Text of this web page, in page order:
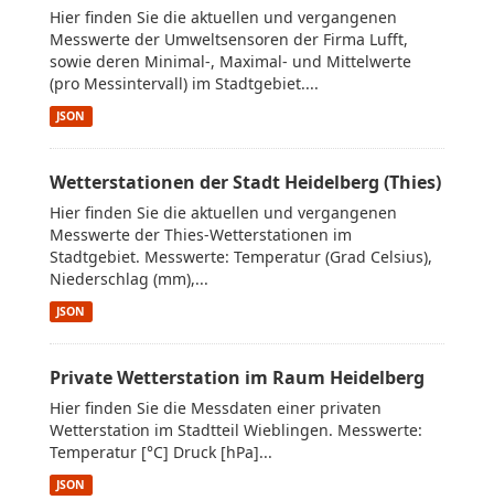
Hier finden Sie die aktuellen und vergangenen
Messwerte der Umweltsensoren der Firma Lufft,
sowie deren Minimal-, Maximal- und Mittelwerte
(pro Messintervall) im Stadtgebiet....
JSON
Wetterstationen der Stadt Heidelberg (Thies)
Hier finden Sie die aktuellen und vergangenen
Messwerte der Thies-Wetterstationen im
Stadtgebiet. Messwerte: Temperatur (Grad Celsius),
Niederschlag (mm),...
JSON
Private Wetterstation im Raum Heidelberg
Hier finden Sie die Messdaten einer privaten
Wetterstation im Stadtteil Wieblingen. Messwerte:
Temperatur [°C] Druck [hPa]...
JSON